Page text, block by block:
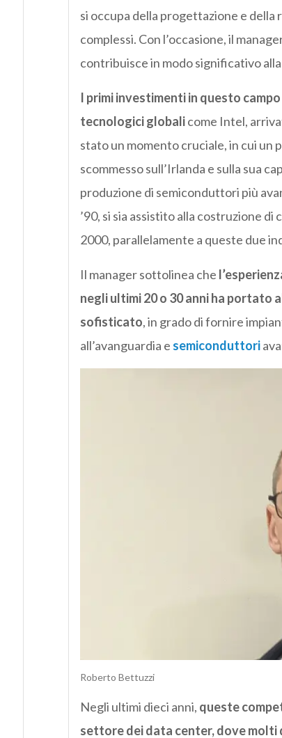
si occupa della progettazione e
complessi. Con l’occasione, il
contribuisce in modo significativo
I primi investimenti in questo
tecnologici globalicome Intel,
stato un momento cruciale, in cui
scommesso sull’Irlanda e sulla sua
produzione di semiconduttori più
’90, si sia assistito alla costruzione
2000, parallelamente a queste due
Il manager sottolinea che
negli ultimi 20 o 30 anni ha portato
sofisticato, in grado di fornire
all’avanguardia e semiconduttori
Roberto Bettuzzi
Negli ultimi dieci anni, queste
settore dei data center, dove